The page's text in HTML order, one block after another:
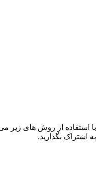
با استفاده از روش های زیر
به اشتراک بگذارید.